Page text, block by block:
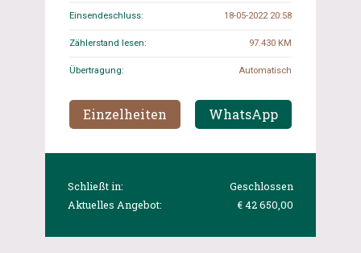
Einsendeschluss: 18-05-2022 20:58
Zählerstand lesen: 97.430 KM
Übertragung: Automatisch
Einzelheiten WhatsApp
Schließt in:
Geschlossen
Aktuelles Angebot:
€ 42 650,00